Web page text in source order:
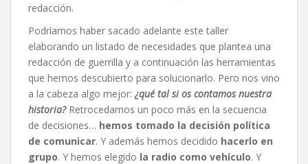
redacción.
Podríamos haber sacado adelante este taller
elaborando un listado de necesidades que plantea una
redacción de guerrilla y a continuación las herramientas
que hemos descubierto para solucionarlo. Pero nos vino
a la cabeza algo mejor: ¿qué tal si os contamos nuestra
historia?Retrocedamos un poco más en la secuencia
de decisiones… hemos tomado la decisión política
de comunicar. Y además hemos decidido hacerlo en
grupo. Y hemos elegido la radio como vehículo. Y